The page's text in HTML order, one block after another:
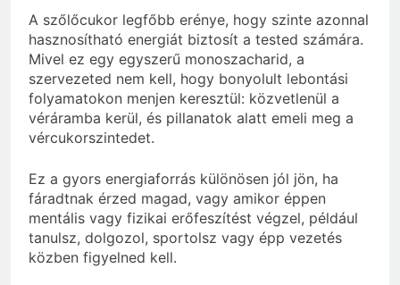
A szőlőcukor legfőbb erénye, hogy szinte azonnal
hasznosítható energiát biztosít a tested számára.
Mivel ez egy egyszerű monoszacharid, a
szervezeted nem kell, hogy bonyolult lebontási
folyamatokon menjen keresztül: közvetlenül a
véráramba kerül, és pillanatok alatt emeli meg a
vércukorszintedet.
Ez a gyors energiaforrás különösen jól jön, ha
fáradtnak érzed magad, vagy amikor éppen
mentális vagy fizikai erőfeszítést végzel, például
tanulsz, dolgozol, sportolsz vagy épp vezetés
közben figyelned kell.